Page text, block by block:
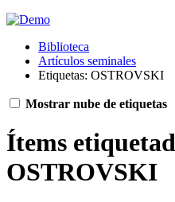
Biblioteca
Artículos seminales
Etiquetas: OSTROVSKI
Mostrar nube de etiquetas
Ítems
OSTROVSKI